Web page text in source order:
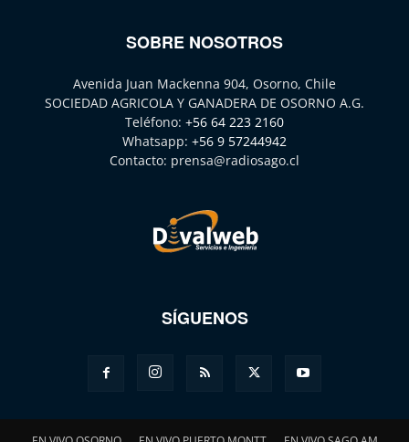
SOBRE NOSOTROS
Avenida Juan Mackenna 904, Osorno, Chile
SOCIEDAD AGRICOLA Y GANADERA DE OSORNO A.G.
Teléfono: +56 64 223 2160
Whatsapp: +56 9 57244942
Contacto: prensa@radiosago.cl
SÍGUENOS